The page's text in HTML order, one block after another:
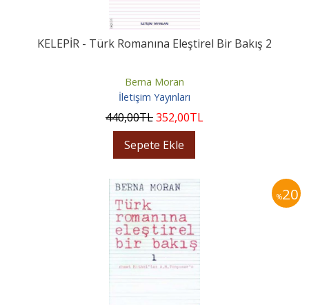
KELEPİR - Türk Romanına Eleştirel Bir Bakış 2
Berna Moran
İletişim Yayınları
440,00TL352,00TL
Sepete Ekle
%20